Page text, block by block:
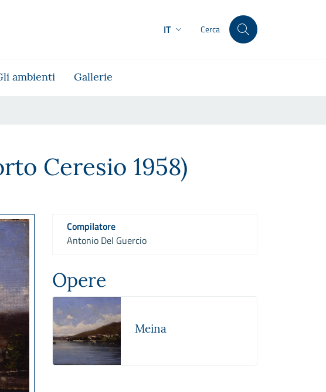
IT Cerca
ambienti Gallerie
Ceresio 1958)
Compilatore
Antonio Del Guercio
Opere
Meina